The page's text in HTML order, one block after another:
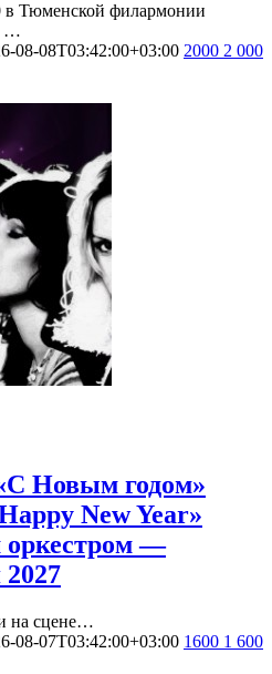
в Тюменской филармонии
…
08-08T03:42:00+03:00 2000 2 000
Новым годом»
New Year»
оркестром —
на сцене…
08-07T03:42:00+03:00 1600 1 600